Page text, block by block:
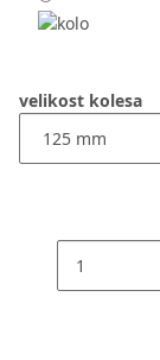
velikost kolesa